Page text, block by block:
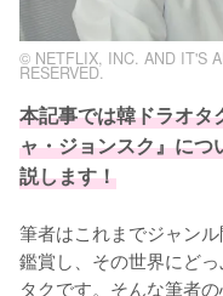
© NETFLIX, INC. AND IT'S
RESERVED.
本記事では韓ドラオタ
ャ・ジョンスク』につ
説します！
筆者はこれまでジャン
鑑賞し、その世界にど
タクです。そんな筆者